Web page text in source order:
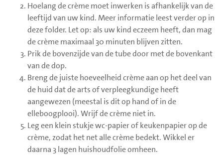
Hoelang de crème moet inwerken is afhankelijk van de
leeftijd van uw kind. Meer informatie leest verder op in
deze folder. Let op: als uw kind eczeem heeft, dan mag
de crème maximaal 30 minuten blijven zitten.
Prik de bovenzijde van de tube door met de bovenkant
van de dop.
Breng de juiste hoeveelheid crème aan op het deel van
de huid dat de arts of verpleegkundige heeft
aangewezen (meestal is dit op hand of in de
elleboogplooi). Wrijf de crème niet in.
Leg een klein stukje wc-papier of keukenpapier op de
crème, zodat het net alle crème bedekt. Wikkel er
daarna 3 lagen huishoudfolie omheen.